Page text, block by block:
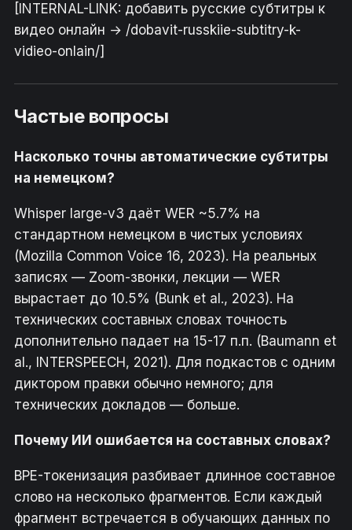
[INTERNAL-LINK: добавить русские субтитры к
видео онлайн → /dobavit-russkiie-subtitry-k-
vidieo-onlain/]
Частые вопросы
Насколько точны автоматические субтитры
на немецком?
Whisper large-v3 даёт WER ~5.7% на
стандартном немецком в чистых условиях
(Mozilla Common Voice 16, 2023). На реальных
записях — Zoom-звонки, лекции — WER
вырастает до 10.5% (Bunk et al., 2023). На
технических составных словах точность
дополнительно падает на 15-17 п.п. (Baumann et
al., INTERSPEECH, 2021). Для подкастов с одним
диктором правки обычно немного; для
технических докладов — больше.
Почему ИИ ошибается на составных словах?
BPE-токенизация разбивает длинное составное
слово на несколько фрагментов. Если каждый
фрагмент встречается в обучающих данных по